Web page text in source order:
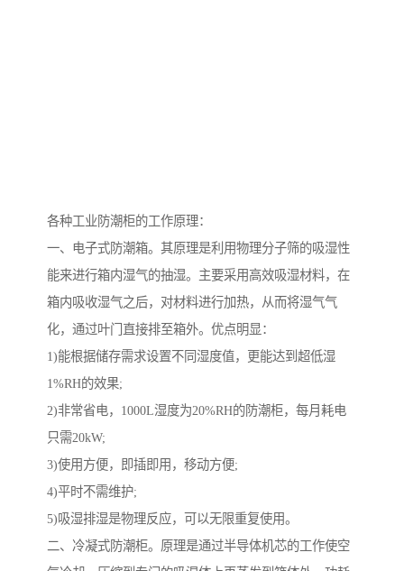
各种工业防潮柜的工作原理：
一、电子式防潮箱。其原理是利用物理分子筛的吸湿性
能来进行箱内湿气的抽湿。主要采用高效吸湿材料，在
箱内吸收湿气之后，对材料进行加热，从而将湿气气
化，通过叶门直接排至箱外。优点明显：
1)能根据储存需求设置不同湿度值，更能达到超低湿
1%RH的效果;
2)非常省电，1000L湿度为20%RH的防潮柜，每月耗电
只需20kW;
3)使用方便，即插即用，移动方便;
4)平时不需维护;
5)吸湿排湿是物理反应，可以无限重复使用。
二、冷凝式防潮柜。原理是通过半导体机芯的工作使空